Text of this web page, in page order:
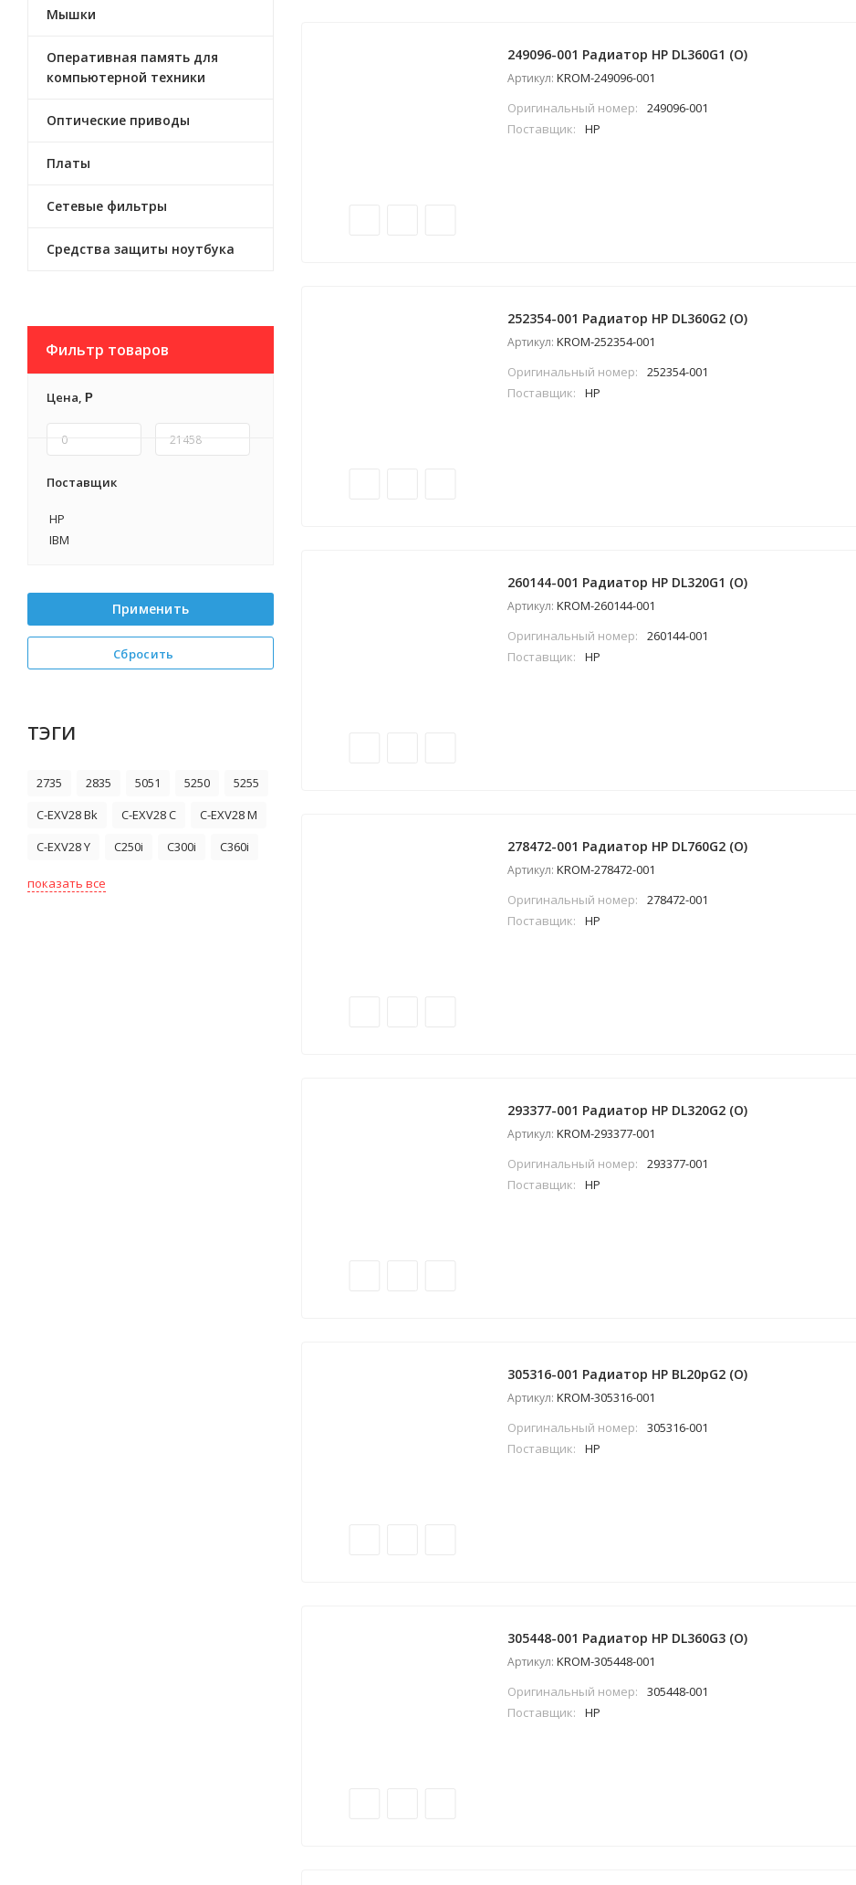
Мышки
Оперативная память для
компьютерной техники
Оптические приводы
Платы
Сетевые фильтры
Средства защиты ноутбука
Фильтр товаров
Цена, Р
Поставщик
HP
IBM
Применить
Сбросить
ТЭГИ
2735 2835 5051 5250
5255
C-EXV28 Bk
C-EXV28 C
C-EXV28 M
C-EXV28 Y
C250i C300i C360i
показать все
249096-001 Радиатор HP DL360G1 (O)
Артикул: KROM-249096-001
Оригинальный номер:
249096-001
Поставщик:
HP
252354-001 Радиатор HP DL360G2 (O)
Артикул: KROM-252354-001
Оригинальный номер:
252354-001
Поставщик:
HP
260144-001 Радиатор HP DL320G1 (O)
Артикул: KROM-260144-001
Оригинальный номер:
260144-001
Поставщик:
HP
278472-001 Радиатор HP DL760G2 (O)
Артикул: KROM-278472-001
Оригинальный номер:
278472-001
Поставщик:
HP
293377-001 Радиатор HP DL320G2 (O)
Артикул: KROM-293377-001
Оригинальный номер:
293377-001
Поставщик:
HP
305316-001 Радиатор HP BL20pG2 (O)
Артикул: KROM-305316-001
Оригинальный номер:
305316-001
Поставщик:
HP
305448-001 Радиатор HP DL360G3 (O)
Артикул: KROM-305448-001
Оригинальный номер:
305448-001
Поставщик:
HP